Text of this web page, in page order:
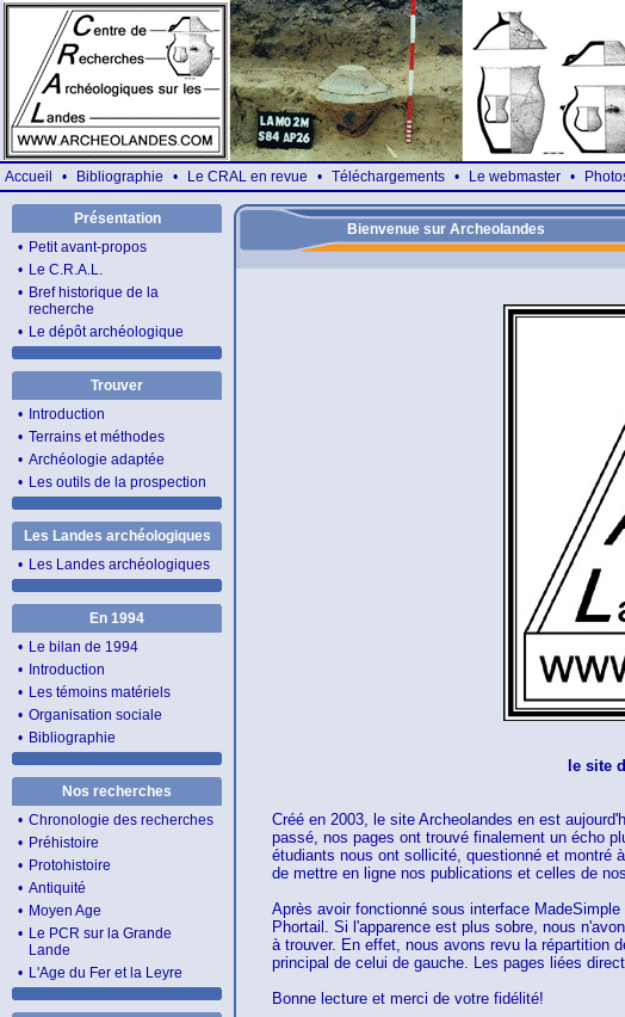
Accueil • Bibliographie • Le CRAL en revue • Téléchargements • Le webmaster •
Présentation
• Petit avant-propos
• Le C.R.A.L.
• Bref historique de la
recherche
• Le dépôt archéologique
Trouver
• Introduction
• Terrains et méthodes
• Archéologie adaptée
• Les outils de la prospection
Les Landes archéologiques
• Les Landes archéologiques
En 1994
• Le bilan de 1994
• Introduction
• Les témoins matériels
• Organisation sociale
• Bibliographie
Nos recherches
• Chronologie des recherches
• Préhistoire
• Protohistoire
• Antiquité
• Moyen Age
• Le PCR sur la Grande
Lande
• L'Age du Fer et la Leyre
Bienvenue sur Archeolandes
le site
Créé en 2003, le site Archeolandes en est
passé, nos pages ont trouvé finalement un écho
étudiants nous ont sollicité, questionné et montré
de mettre en ligne nos publications et celles de
Après avoir fonctionné sous interface
Phortail. Si l'apparence est plus sobre, nous
à trouver. En effet, nous avons revu la répartition
principal de celui de gauche. Les pages liées
Bonne lecture et merci de votre fidélité!